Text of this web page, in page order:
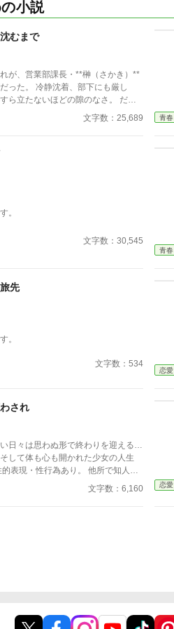
小説
むまで
が、営業部課長・**榊（さかき）**
った。 冷静沈着、部下にも厳し
ら立たないほどの隙のなさ。 だ
崩れる日がくるとは、誰も想像して
、取引先とのトラブル対応で二人
ィスで、 篠原は上司に向かって、
ですね」 疲労で僅かに緩んだ榊の
がらなくていいですよ。俺の前で
性は音を立てて崩れた。 拒むこと
としての誇りを壊すほどに甘く、逃
望ではなかった。 そこには、ずっ
てたんです。 あなたが誰かに“支
男が、 支配されることで初めて“生
う戻れない。 快楽に溺れるその瞬
つのは破滅か、それとも救いか。 ―
の上司が“愛”という名の支配に沈ん
文字数：25,689 青春
。
文字数：30,545
青春
先
。
文字数：534
恋愛
され
日々は思わぬ形で終わりを迎える…
して体も心も開かれた少女の人生
たが、こちらに移しました。 全3話
文字数：6,160 恋愛